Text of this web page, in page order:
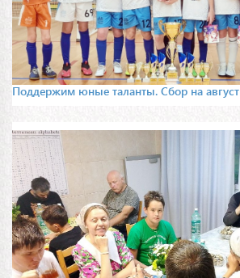
Поддержим юные таланты. Сбор на август